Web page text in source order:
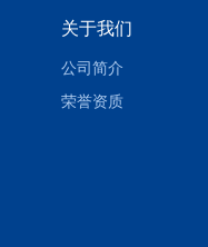
关于我们
公司简介
荣誉资质